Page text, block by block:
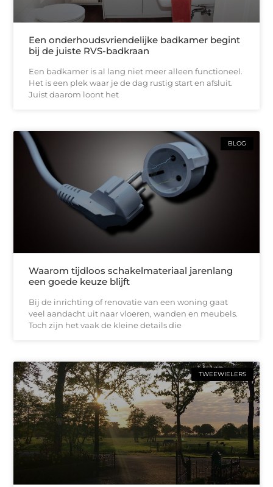
Een onderhoudsvriendelijke badkamer begint
bij de juiste RVS-badkraan
Een badkamer is al lang niet meer alleen functioneel.
Het is een plek waar je de dag rustig start en afsluit.
Juist daarom loont het
BLOG
Waarom tijdloos schakelmateriaal jarenlang
een goede keuze blijft
Bij de inrichting of renovatie van een woning gaat
veel aandacht uit naar vloeren, wanden en meubels.
Toch zijn het vaak de kleine details die
TWEEWIELERS